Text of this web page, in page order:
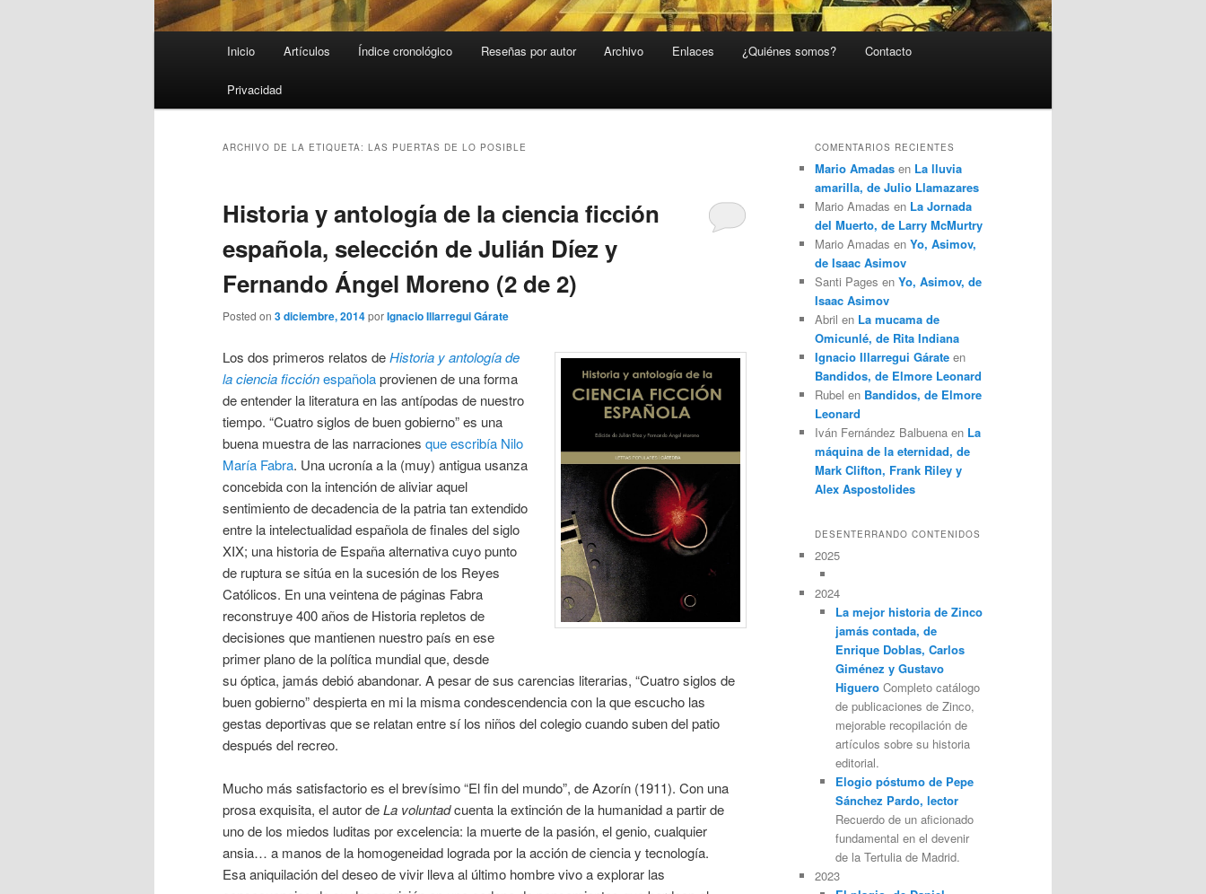
Inicio Artículos Índice cronológico Reseñas por autor Archivo Enlaces ¿Quiénes somos? Contacto
Privacidad
ARCHIVO DE LA ETIQUETA: LAS PUERTAS DE LO POSIBLE
Historia y antología de la ciencia ficción
española, selección de Julián Díez y
Fernando Ángel Moreno (2 de 2)
Posted on 3 diciembre, 2014porIgnacio Illarregui Gárate
Los dos primeros relatos deHistoria y antología de
la ciencia ficciónespañolaprovienen de una forma
de entender la literatura en las antípodas de nuestro
tiempo. “Cuatro siglos de buen gobierno” es una
buena muestra de las narraciones que escribía Nilo
María Fabra. Una ucronía a la (muy) antigua usanza
concebida con la intención de aliviar aquel
sentimiento de decadencia de la patria tan extendido
entre la intelectualidad española de finales del siglo
XIX; una historia de España alternativa cuyo punto
de ruptura se sitúa en la sucesión de los Reyes
Católicos. En una veintena de páginas Fabra
reconstruye 400 años de Historia repletos de
decisiones que mantienen nuestro país en ese
primer plano de la política mundial que, desde
su óptica, jamás debió abandonar. A pesar de sus carencias literarias, “Cuatro siglos de
buen gobierno” despierta en mi la misma condescendencia con la que escucho las
gestas deportivas que se relatan entre sí los niños del colegio cuando suben del patio
después del recreo.
Mucho más satisfactorio es el brevísimo “El fin del mundo”, de Azorín (1911). Con una
prosa exquisita, el autor deLa voluntadcuenta la extinción de la humanidad a partir de
uno de los miedos luditas por excelencia: la muerte de la pasión, el genio, cualquier
ansia… a manos de la homogeneidad lograda por la acción de ciencia y tecnología.
Esa aniquilación del deseo de vivir lleva al último hombre vivo a explorar las
COMENTARIOS RECIENTES
Mario Amadas en La lluvia
amarilla, de Julio Llamazares
Mario Amadas en La Jornada
del Muerto, de Larry McMurtry
Mario Amadas en Yo, Asimov,
de Isaac Asimov
Santi Pages en Yo, Asimov, de
Isaac Asimov
Abril en La mucama de
Omicunlé, de Rita Indiana
Ignacio Illarregui Gárate en
Bandidos, de Elmore Leonard
Rubel en Bandidos, de Elmore
Leonard
Iván Fernández Balbuena en La
máquina de la eternidad, de
Mark Clifton, Frank Riley y
Alex Aspostolides
DESENTERRANDO CONTENIDOS
2025
2024
La mejor historia de Zinco
jamás contada, de
Enrique Doblas, Carlos
Giménez y Gustavo
HigueroCompleto catálogo
de publicaciones de Zinco,
mejorable recopilación de
artículos sobre su historia
editorial.
Elogio póstumo de Pepe
Sánchez Pardo, lector
Recuerdo de un aficionado
fundamental en el devenir
de la Tertulia de Madrid.
2023